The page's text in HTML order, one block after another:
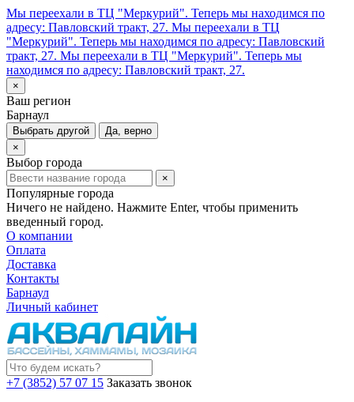
Мы переехали в ТЦ "Меркурий". Теперь мы находимся по
адресу: Павловский тракт, 27. Мы переехали в ТЦ
"Меркурий". Теперь мы находимся по адресу: Павловский
тракт, 27. Мы переехали в ТЦ "Меркурий". Теперь мы
находимся по адресу: Павловский тракт, 27.
×
Ваш регион
Барнаул
Выбрать другой
Да, верно
×
Выбор города
×
Популярные города
Ничего не найдено. Нажмите Enter, чтобы применить
введенный город.
О компании
Оплата
Доставка
Контакты
Барнаул
Личный кабинет
+7 (3852) 57 07 15 Заказать звонок